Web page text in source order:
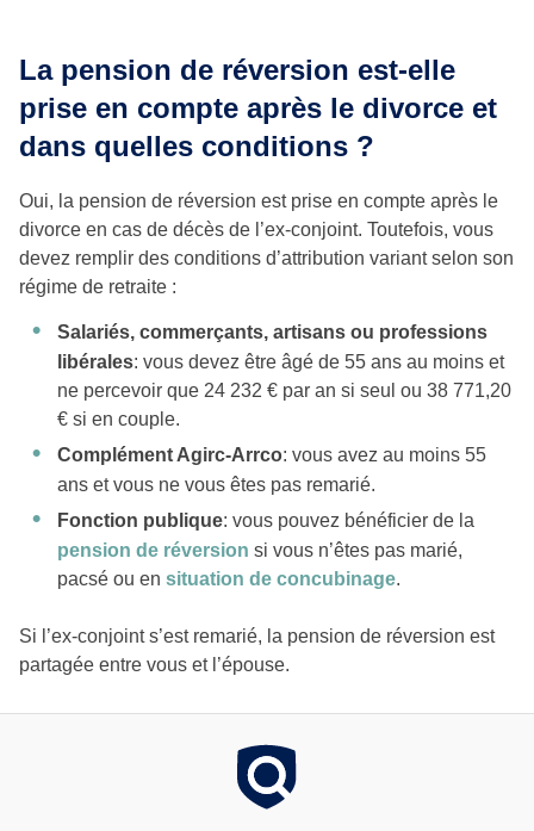
La pension de réversion est-elle
prise en compte après le divorce et
dans quelles conditions ?
Oui, la pension de réversion est prise en compte après le
divorce en cas de décès de l’ex-conjoint. Toutefois, vous
devez remplir des conditions d’attribution variant selon son
régime de retraite :
Salariés, commerçants, artisans ou professions
libérales: vous devez être âgé de 55 ans au moins et
ne percevoir que 24 232 € par an si seul ou 38 771,20
€ si en couple.
Complément Agirc-Arrco: vous avez au moins 55
ans et vous ne vous êtes pas remarié.
Fonction publique: vous pouvez bénéficier de la
pension de réversion si vous n’êtes pas marié,
pacsé ou en situation de concubinage.
Si l’ex-conjoint s’est remarié, la pension de réversion est
partagée entre vous et l’épouse.